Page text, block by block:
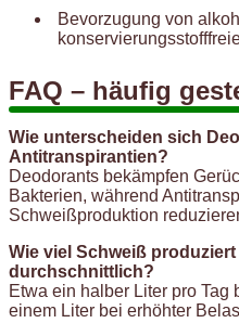
Bevorzugung von
FAQ – häufig
Wie unterscheiden sich
Antitranspirantien?
Deodorants bekämpfen
Bakterien, während
Schweißproduktion
Wie viel Schweiß
durchschnittlich?
Etwa ein halber Liter pro Tag
einem Liter bei erhöhter